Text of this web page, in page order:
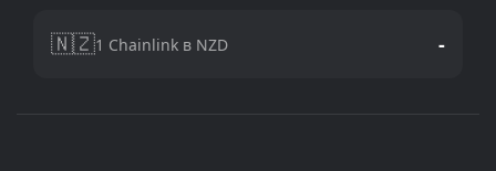
🇳🇿1 Chainlink в NZD -